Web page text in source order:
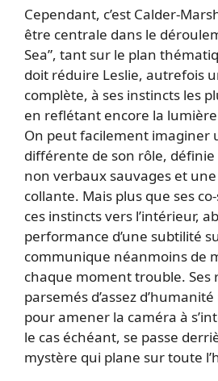
Cependant, c’est Calder-
être centrale dans le
Sea”, tant sur le plan
doit réduire Leslie, autrefois
complète, à ses instincts les
en reflétant encore la
On peut facilement imaginer
différente de son rôle, définie
non verbaux sauvages et
collante. Mais plus que ses
ces instincts vers l’intérieur,
performance d’une subtilité
communique néanmoins de
chaque moment trouble. Ses
parsemés d’assez
pour amener la caméra à
le cas échéant, se passe
mystère qui plane sur toute